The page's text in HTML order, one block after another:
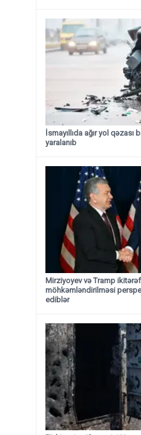
İsmayıllıda ağır yol qəzası
yaralanıb
Mirziyoyev və Tramp
möhkəmləndirilməsi
ediblər